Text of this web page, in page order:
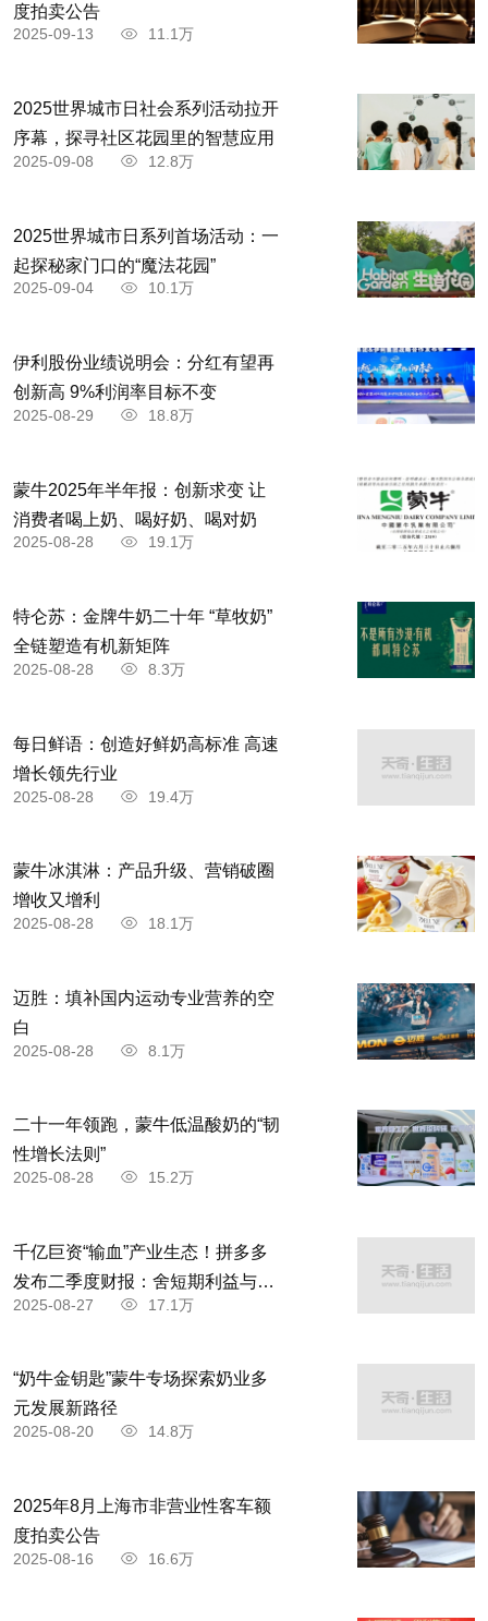
度拍卖公告
2025-09-13 11.1万
2025世界城市日社会系列活动拉开
序幕，探寻社区花园里的智慧应用
2025-09-08 12.8万
2025世界城市日系列首场活动：一
起探秘家门口的“魔法花园”
2025-09-04 10.1万
伊利股份业绩说明会：分红有望再
创新高 9%利润率目标不变
2025-08-29 18.8万
蒙牛2025年半年报：创新求变 让
消费者喝上奶、喝好奶、喝对奶
2025-08-28 19.1万
特仑苏：金牌牛奶二十年 “草牧奶”
全链塑造有机新矩阵
2025-08-28 8.3万
每日鲜语：创造好鲜奶高标准 高速
增长领先行业
2025-08-28 19.4万
蒙牛冰淇淋：产品升级、营销破圈
增收又增利
2025-08-28 18.1万
迈胜：填补国内运动专业营养的空
白
2025-08-28 8.1万
二十一年领跑，蒙牛低温酸奶的“韧
性增长法则”
2025-08-28 15.2万
千亿巨资“输血”产业生态！拼多多
发布二季度财报：舍短期利益与商
家共赴高质量发展
2025-08-27 17.1万
“奶牛金钥匙”蒙牛专场探索奶业多
元发展新路径
2025-08-20 14.8万
2025年8月上海市非营业性客车额
度拍卖公告
2025-08-16 16.6万